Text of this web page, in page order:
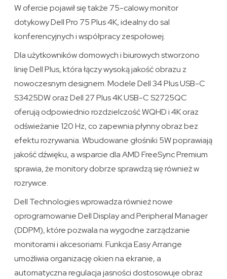
W ofercie pojawił się także 75-calowy monitor
dotykowy Dell Pro 75 Plus 4K, idealny do sal
konferencyjnych i współpracy zespołowej.
Dla użytkowników domowych i biurowych stworzono
linię Dell Plus, która łączy wysoką jakość obrazu z
nowoczesnym designem. Modele Dell 34 Plus USB-C
S3425DW oraz Dell 27 Plus 4K USB-C S2725QC
oferują odpowiednio rozdzielczość WQHD i 4K oraz
odświeżanie 120 Hz, co zapewnia płynny obraz bez
efektu rozrywania. Wbudowane głośniki 5W poprawiają
jakość dźwięku, a wsparcie dla AMD FreeSync Premium
sprawia, że monitory dobrze sprawdzą się również w
rozrywce.
Dell Technologies wprowadza również nowe
oprogramowanie Dell Display and Peripheral Manager
(DDPM), które pozwala na wygodne zarządzanie
monitorami i akcesoriami. Funkcja Easy Arrange
umożliwia organizację okien na ekranie, a
automatyczna regulacja jasności dostosowuje obraz